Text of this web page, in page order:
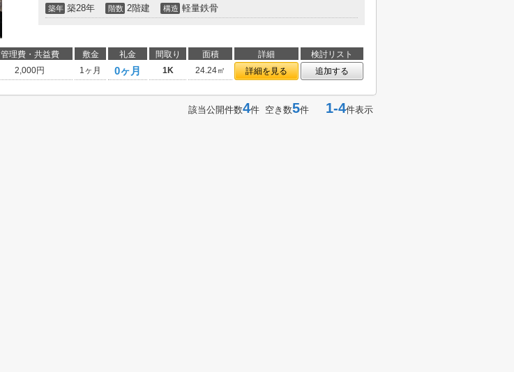
築年 築28年 階数 2階建 構造 軽量鉄骨
管理費・共益費 敷金 礼金 間取り 面積 詳細
検討リスト
2,000円 1ヶ月 0ヶ月 1K 24.24㎡ 詳細を見る 追加する
該当公開件数4件 空き数5件 1-4件表示